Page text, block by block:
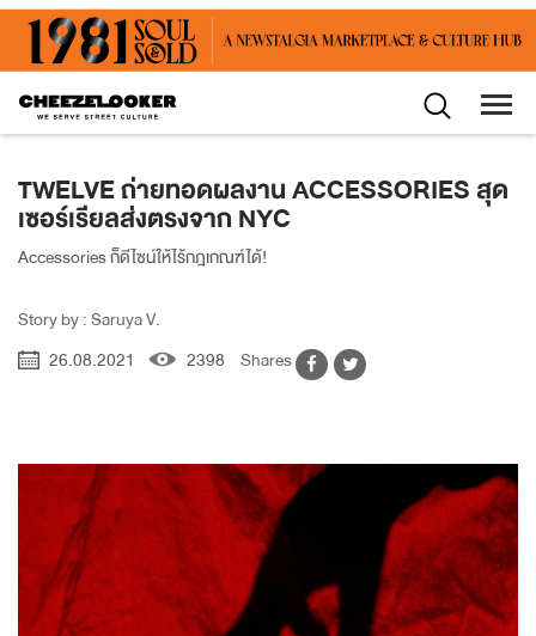
TWELVE ถ่ายทอดผลงาน ACCESSORIES สุด
เซอร์เรียลส่งตรงจาก NYC
Accessories ก็ดีไซน์ให้ไร้กฎเกณฑ์ได้!
Story by : Saruya V.
26.08.2021
2398 Shares